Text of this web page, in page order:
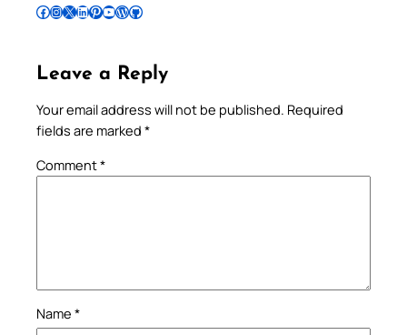
Follow Pradeep on Facebook Follow Pradeep on InstagramFollow Pradeep on X Follow Pradeep on LinkedIn Follow Pradeep on Pinterest Subscribe to Pradeep’s Youtube Channel Follow Pradeep on WordPress Follow Pradeep on GitHub
Leave a Reply
Your email address will not be published. Required
fields are marked *
Comment*
Name *